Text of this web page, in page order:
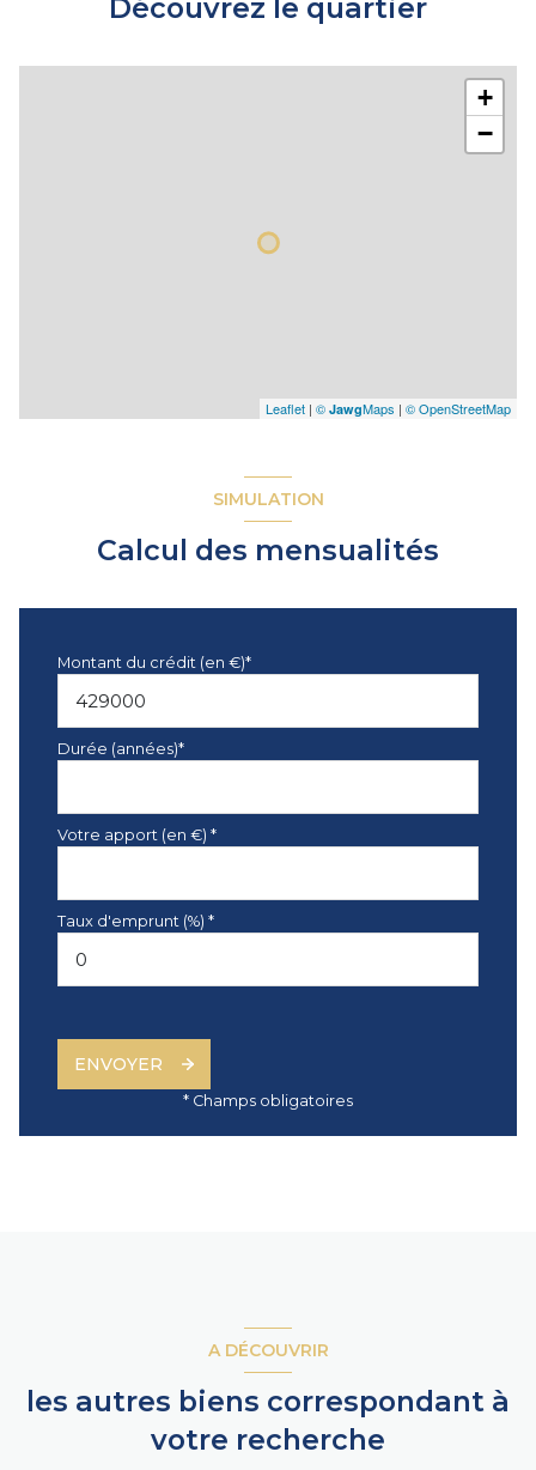
Découvrez le quartier
+
−
Leaflet | © JawgMaps | © OpenStreetMap
SIMULATION
Calcul des mensualités
Montant du crédit (en €)*
Durée (années)*
Votre apport (en €) *
Taux d'emprunt (%) *
ENVOYER
* Champs obligatoires
A DÉCOUVRIR
les autres biens correspondant à
votre recherche